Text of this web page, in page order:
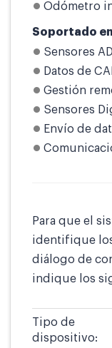
Odómetro
Soportado
Sensores
Datos de
Gestión
Sensores
Envío de
Para que el
identifique los
diálogo de
indique los
Tipo de
dispositivo: